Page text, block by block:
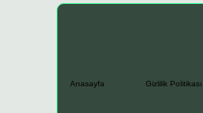
Anasayfa Gizlilik Politikası